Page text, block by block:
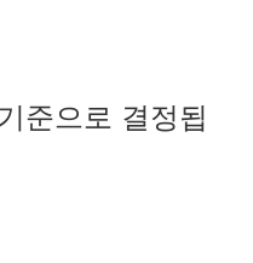
준으로 결정됩